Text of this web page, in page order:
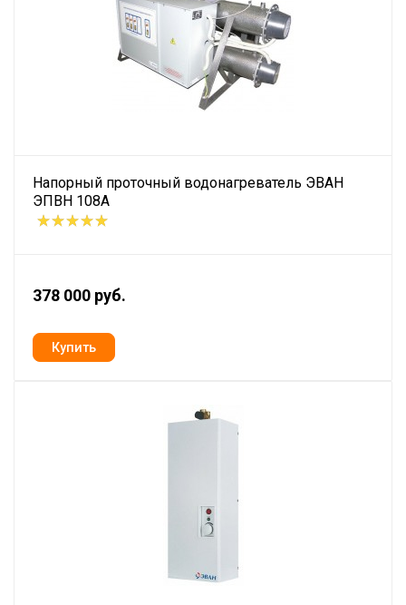
Напорный проточный водонагреватель ЭВАН
ЭПВН 108А
378 000 руб.